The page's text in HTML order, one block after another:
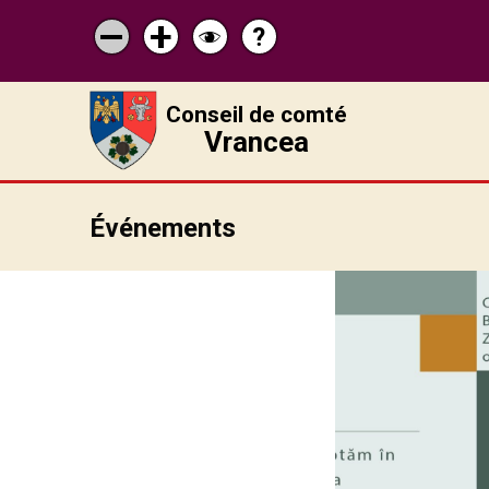
Micșorează
scrisul
Mărește
scrisul
Schimbă
contrastul
Pagina
de
ajutor
?
Conseil de comté
Vrancea
Événements